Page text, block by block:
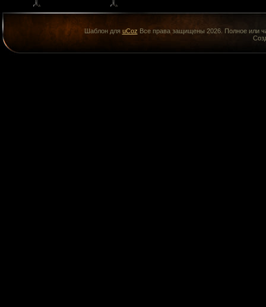
Шаблон для uCoz Все права защищены 2026. Полное или